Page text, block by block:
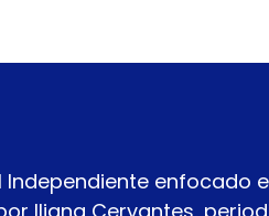
Independiente enfocado